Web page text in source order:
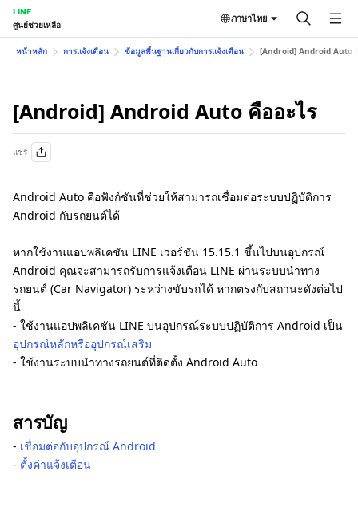
LINE
ศูนย์ช่วยเหลือ
ภาษาไทย
หน้าหลัก การแจ้งเตือน ข้อมูลพื้นฐานเกี่ยวกับการแจ้งเตือน [Android] Android Auto
[Android] Android Auto คืออะไร
แชร์
Android Auto คือฟังก์ชันที่ช่วยให้สามารถเชื่อมต่อระบบปฏิบัติการ
Android กับรถยนต์ได้
หากใช้งานแอปพลิเคชัน LINE เวอร์ชัน 15.15.1 ขึ้นไปบนอุปกรณ์
Android คุณจะสามารถรับการแจ้งเตือน LINE ผ่านระบบนำทาง
รถยนต์ (Car Navigator) ระหว่างขับรถได้ หากตรงกับสถานะดังต่อไป
นี้
- ใช้งานแอปพลิเคชัน LINE บนอุปกรณ์ระบบปฏิบัติการ Android เป็น
อุปกรณ์หลักหรืออุปกรณ์เสริม
- ใช้งานระบบนำทางรถยนต์ที่ติดตั้ง Android Auto
สารบัญ
‐ เชื่อมต่อกับอุปกรณ์ Android
‐ ตั้งค่าแจ้งเตือน